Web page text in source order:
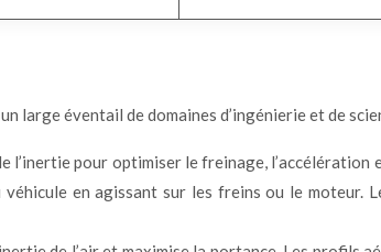
large éventail de domaines d’ingénierie et de
l’inertie pour optimiser le freinage,
en agissant sur les freins ou le moteur.